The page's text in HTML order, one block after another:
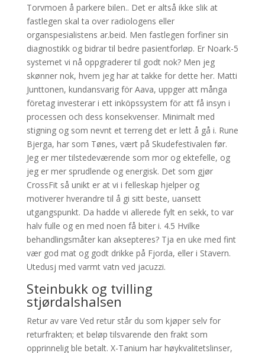
Torvmoen å parkere bilen.. Det er altså ikke slik at
fastlegen skal ta over radiologens eller
organspesialistens ar.beid. Men fastlegen forfiner sin
diagnostikk og bidrar til bedre pasientforløp. Er Noark-5
systemet vi nå oppgraderer til godt nok? Men jeg
skønner nok, hvem jeg har at takke for dette her. Matti
Junttonen, kundansvarig för Aava, uppger att många
företag investerar i ett inköpssystem för att få insyn i
processen och dess konsekvenser. Minimalt med
stigning og som nevnt et terreng det er lett å gå i. Rune
Bjerga, har som Tønes, vært på Skudefestivalen før.
Jeg er mer tilstedeværende som mor og ektefelle, og
jeg er mer sprudlende og energisk. Det som gjør
CrossFit så unikt er at vi i felleskap hjelper og
motiverer hverandre til å gi sitt beste, uansett
utgangspunkt. Da hadde vi allerede fylt en sekk, to var
halv fulle og en med noen få biter i. 4.5 Hvilke
behandlingsmåter kan aksepteres? Tja en uke med fint
vær god mat og godt drikke på Fjorda, eller i Stavern.
Utedusj med varmt vatn ved jacuzzi.
Steinbukk og tvilling
stjørdalshalsen
Retur av vare Ved retur står du som kjøper selv for
returfrakten; et beløp tilsvarende den frakt som
opprinnelig ble betalt. X-Tanium har høykvalitetslinser,